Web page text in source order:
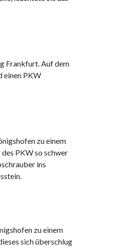
Frankfurt. Auf dem
einen PKW
zu einem
PKW so schwer
ins
zu einem
sich überschlug